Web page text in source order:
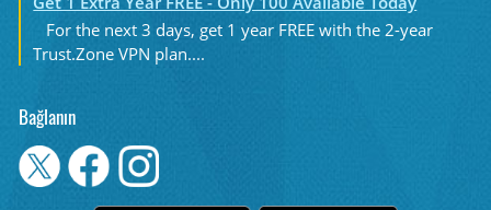
For the next 3 days, get 1 year FREE with the 2-year
Trust.Zone VPN plan....
Bağlanın